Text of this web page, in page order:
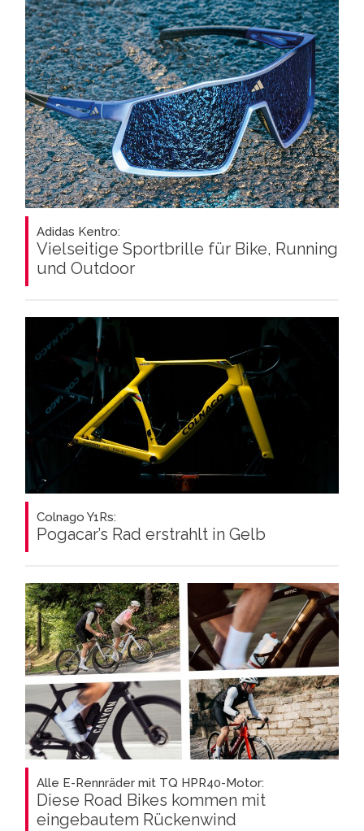
Adidas Kentro:
Vielseitige Sportbrille für Bike, Running
und Outdoor
Colnago Y1Rs:
Pogacar’s Rad erstrahlt in Gelb
Alle E-Rennräder mit TQ HPR40-Motor:
Diese Road Bikes kommen mit
eingebautem Rückenwind